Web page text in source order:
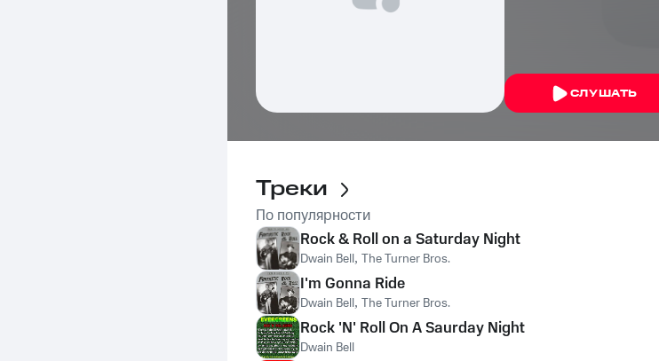
СЛУШАТЬ
Треки
По популярности
Rock & Roll on a Saturday Night
Dwain Bell, The Turner Bros.
I'm Gonna Ride
Dwain Bell, The Turner Bros.
Rock 'N' Roll On A Saurday Night
Dwain Bell